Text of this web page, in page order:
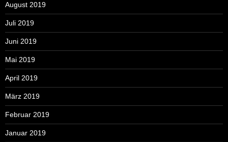
August 2019
Juli 2019
Juni 2019
Mai 2019
April 2019
März 2019
Februar 2019
Januar 2019